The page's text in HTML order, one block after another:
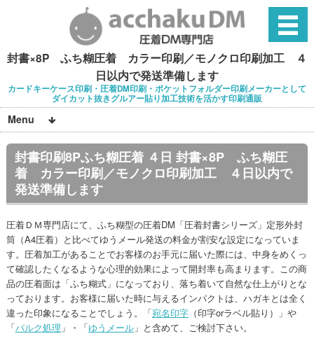
封書×8P ふち糊圧着 カラー印刷／モノクロ印刷加工 ４
日以内で発送準備します
カードキーケース印刷・圧着DM印刷・ポケットフォルダー印刷メーカーとして
ダイカット抜きグルアー貼り加工技術を活かす印刷通販
Menu
封書印刷8Pふち糊圧着 ４日 封書×8P ふち糊圧
着 カラー印刷／モノクロ印刷加工 ４日以内で
発送準備します
圧着ＤＭ専門店にて、ふち糊型の圧着DM「圧着封書シリーズ」定形外封
筒（A4圧着）と比べてゆうメール発送の料金が割安な設定になっていま
す。圧着加工があることでお客様のお手元に届いた際には、中身をめくっ
て確認したくなるような心理的効果によって開封率も高まります。この商
品の圧着面は「ふち糊式」になっており、落ち着いて自然な仕上がりとな
っております。お客様に届いた時に与えるインパクトは、ハガキとは全く
違った印象になることでしょう。「宛名印字（印字orラベル貼り）」や
「バルク処理 」・「ゆうメール」と含めて、ご検討下さい。